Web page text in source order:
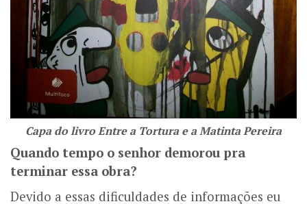
Capa do livro Entre a Tortura e a Matinta Pereira
Quando tempo o senhor demorou pra
terminar essa obra?
Devido a essas dificuldades de informações eu